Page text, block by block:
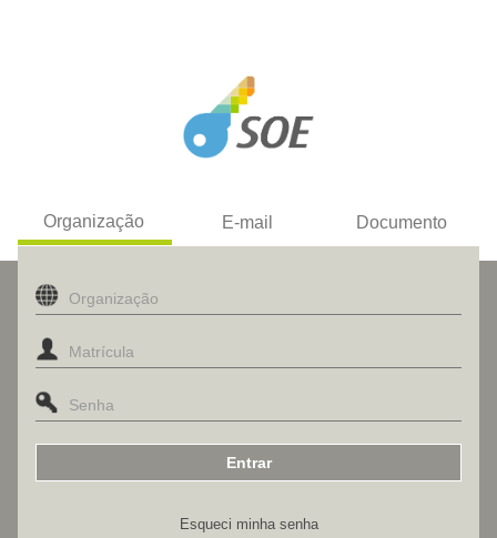
Organização E-mail Documento
Esqueci minha senha